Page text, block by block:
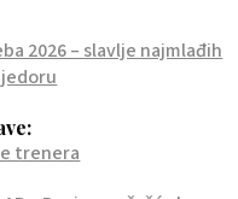
2026 – slavlje najmlađih
trenera